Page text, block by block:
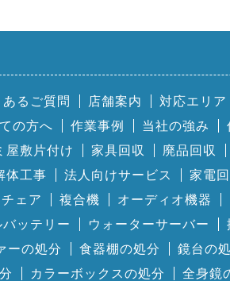
あるご質問 店舗案内 対応エリア
の方へ 作業事例 当社の強み
屋敷片付け 家具回収 廃品回収
体工事 法人向けサービス 家電
ェア 複合機 オーディオ機器
ッテリー ウォーターサーバー
ーの処分 食器棚の処分 鏡台の
カラーボックスの処分 全身鏡